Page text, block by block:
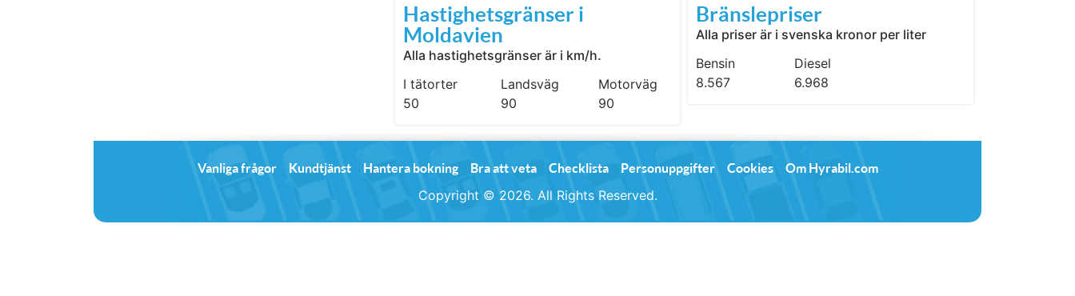
Hastighetsgränser i
Moldavien
Alla hastighetsgränser är i km/h.
I tätorter
50
Landsväg
90
Motorväg
90
Bränslepriser
Alla priser är i svenska kronor per liter
Bensin
8.567
Diesel
6.968
Vanliga frågor Kundtjänst Hantera bokning Bra att veta Checklista Personuppgifter Cookies Om Hyrabil.com
Copyright © 2026. All Rights Reserved.